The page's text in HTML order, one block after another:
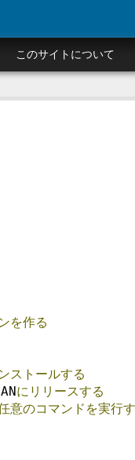
このサイトについて
を作る
ストールする
にリリースする
意のコマンドを実行